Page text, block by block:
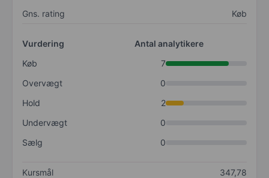
Gns. rating Køb
Vurdering
Antal analytikere
Køb
7
Overvægt
0
Hold
2
Undervægt
0
Sælg
0
Kursmål
347,78